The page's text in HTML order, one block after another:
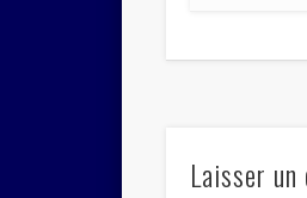
Laisser